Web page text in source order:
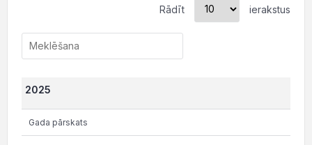
Rādīt ierakstus
2025
Gada pārskats